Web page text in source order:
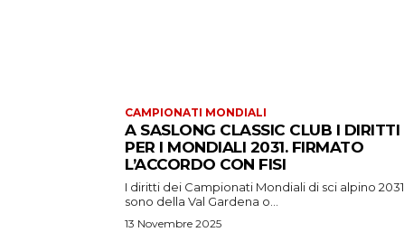
CAMPIONATI MONDIALI
A SASLONG CLASSIC CLUB I DIRITTI
PER I MONDIALI 2031. FIRMATO
L’ACCORDO CON FISI
I diritti dei Campionati Mondiali di sci alpino 2031
sono della Val Gardena o...
13 Novembre 2025